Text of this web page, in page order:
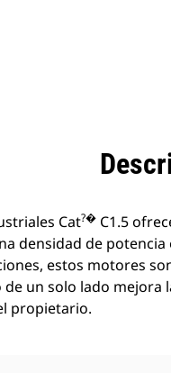
Cat?� C1.5
densidad de
estos motores
de un solo lado
propietario.